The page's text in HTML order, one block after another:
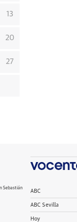
13
20
27
Sebastián
ABC
ABC Sevilla
Hoy